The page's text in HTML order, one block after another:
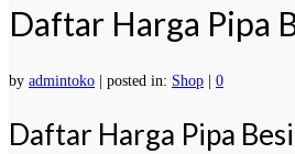
Daftar Harga Pipa
by admintoko posted in: Shop 0
Daftar Harga Pipa